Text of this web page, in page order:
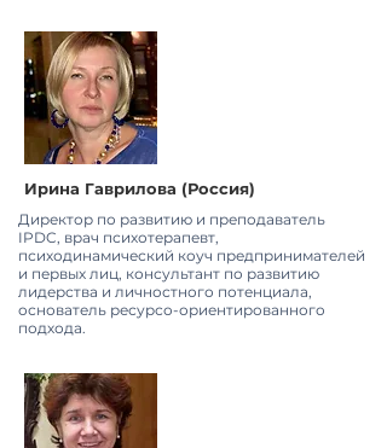
Ирина Гаврилова (Россия)
Директор по развитию и преподаватель
IPDC, врач психотерапевт,
психодинамический коуч предпринимателей
и первых лиц, консультант по развитию
лидерства и личностного потенциала,
основатель ресурсо-ориентированного
подхода.